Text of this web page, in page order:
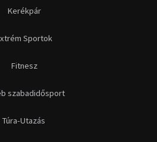
Kerékpár
Sportok
Fitnesz
szabadidősport
Túra-Utazás